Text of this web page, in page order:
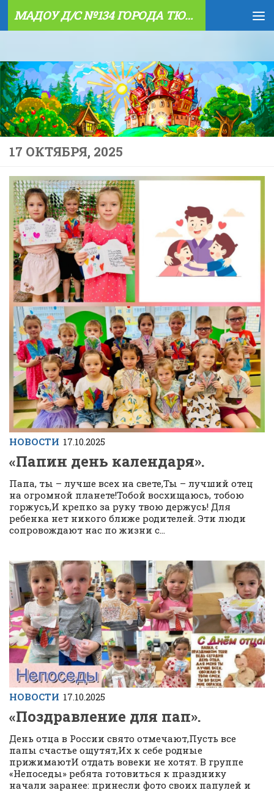
Skip to content МАДОУ Д/С №134 ГОРОДА ТЮМЕНИ
17 ОКТЯБРЯ, 2025
НОВОСТИ 17.10.2025
«Папин день календаря».
Папа, ты – лучше всех на свете,Ты – лучший отец
на огромной планете!Тобой восхищаюсь, тобою
горжусь,И крепко за руку твою держусь! Для
ребенка нет никого ближе родителей. Эти люди
сопровождают нас по жизни с...
НОВОСТИ 17.10.2025
«Поздравление для пап».
День отца в России свято отмечают,Пусть все
папы счастье ощутят,Их к себе родные
прижимаютИ отдать вовеки не хотят. В группе
«Непоседы» ребята готовиться к празднику
начали заранее: принесли фото своих папулей и